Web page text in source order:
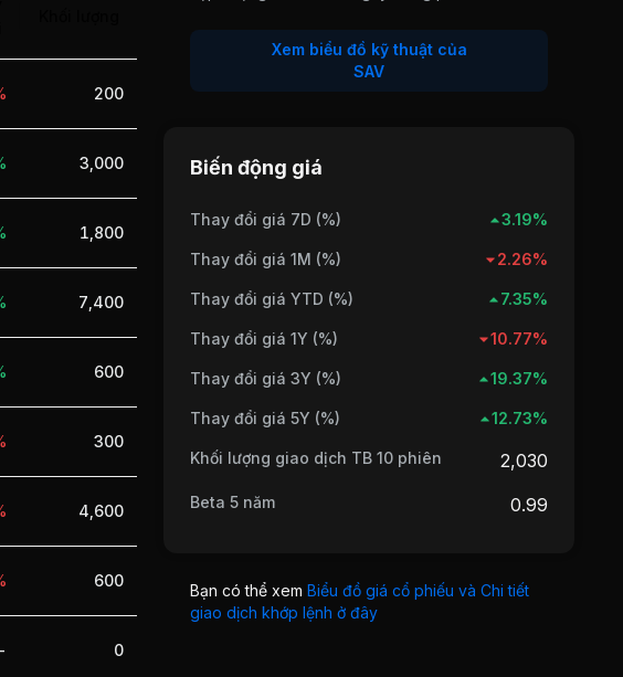
200
3,000
1,800
7,400
600
300
4,600
600
- 0
Xem biểu đồ kỹ thuật của
SAV
Biến động giá
Thay đổi giá 7D (%) 3.19%
Thay đổi giá 1M (%) 2.26%
Thay đổi giá YTD (%) 7.35%
Thay đổi giá 1Y (%) 10.77%
Thay đổi giá 3Y (%) 19.37%
Thay đổi giá 5Y (%) 12.73%
Khối lượng giao dịch TB 10 phiên 2,030
Beta 5 năm 0.99
Bạn có thể xem Biểu đồ giá cổ phiếu và Chi tiết
giao dịch khớp lệnh ở đây